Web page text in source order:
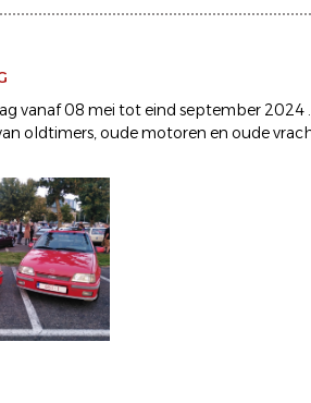
vanaf 08 mei tot eind september 2024
oldtimers, oude motoren en oude